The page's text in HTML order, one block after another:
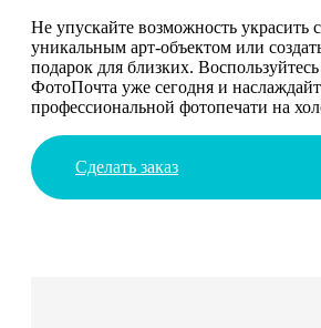
Не упускайте возможность украсить
уникальным арт-объектом или
подарок для близких.
ФотоПочта уже сегодня и
профессиональной фотопечати на
Сделать заказ